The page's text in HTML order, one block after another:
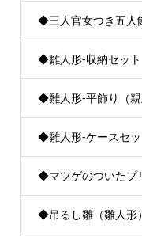
◆三人官女つき五人
◆雛人形-収納セット
◆雛人形-平飾り（親
◆雛人形-ケースセッ
◆マツゲのついたプ
◆吊るし雛（雛人形）